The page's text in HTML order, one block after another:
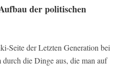
der politischen
Seite der Letzten Generation bei
die Dinge aus, die man auf